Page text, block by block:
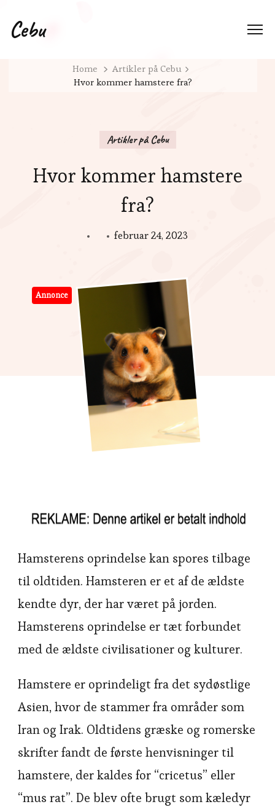
Cebu
Home
Artikler på Cebu
Hvor kommer hamstere fra?
Artikler på Cebu
Hvor kommer hamstere
fra?
februar 24, 2023
Annonce
Hamsterens oprindelse kan spores tilbage
til oldtiden. Hamsteren er et af de ældste
kendte dyr, der har været på jorden.
Hamsterens oprindelse er tæt forbundet
med de ældste civilisationer og kulturer.
Hamstere er oprindeligt fra det sydøstlige
Asien, hvor de stammer fra områder som
Iran og Irak. Oldtidens græske og romerske
skrifter fandt de første henvisninger til
hamstere, der kaldes for “cricetus” eller
“mus rat”. De blev ofte brugt som kæledyr